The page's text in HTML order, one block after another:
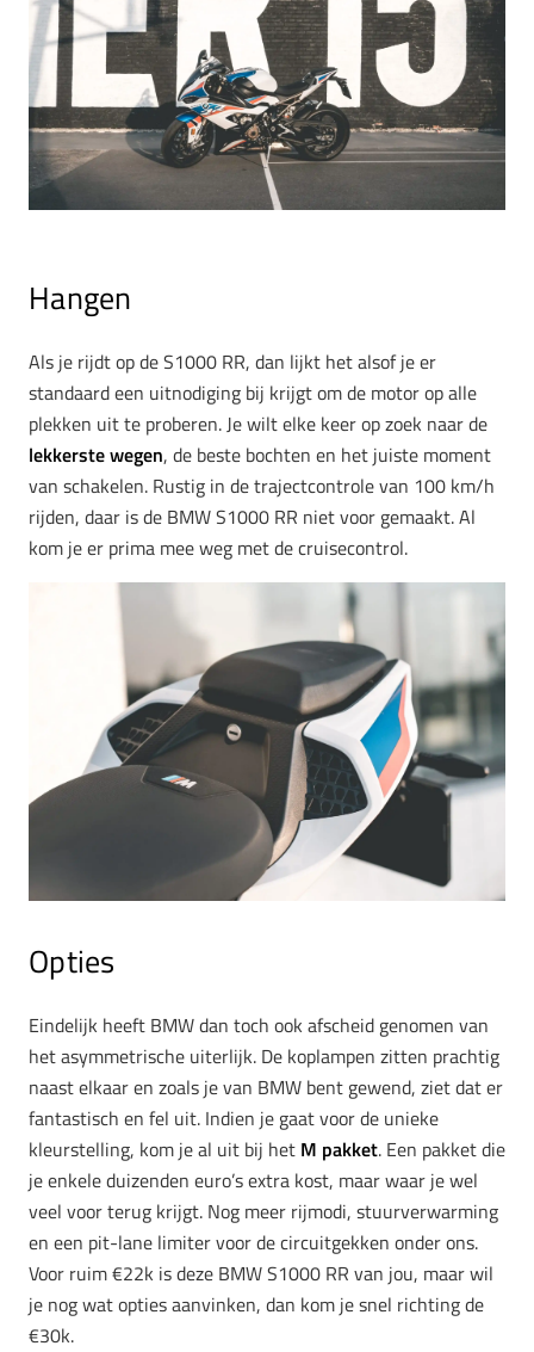
Hangen
Als je rijdt op de S1000 RR, dan lijkt het alsof je er
standaard een uitnodiging bij krijgt om de motor op alle
plekken uit te proberen. Je wilt elke keer op zoek naar de
lekkerste wegen, de beste bochten en het juiste moment
van schakelen. Rustig in de trajectcontrole van 100 km/h
rijden, daar is de BMW S1000 RR niet voor gemaakt. Al
kom je er prima mee weg met de cruisecontrol.
Opties
Eindelijk heeft BMW dan toch ook afscheid genomen van
het asymmetrische uiterlijk. De koplampen zitten prachtig
naast elkaar en zoals je van BMW bent gewend, ziet dat er
fantastisch en fel uit. Indien je gaat voor de unieke
kleurstelling, kom je al uit bij het M pakket. Een pakket die
je enkele duizenden euro’s extra kost, maar waar je wel
veel voor terug krijgt. Nog meer rijmodi, stuurverwarming
en een pit-lane limiter voor de circuitgekken onder ons.
Voor ruim €22k is deze BMW S1000 RR van jou, maar wil
je nog wat opties aanvinken, dan kom je snel richting de
€30k.